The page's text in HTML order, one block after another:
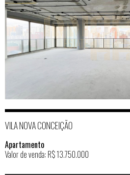
VILA NOVA CONCEIÇÃO
Apartamento
Valor de venda: R$ 13.750.000